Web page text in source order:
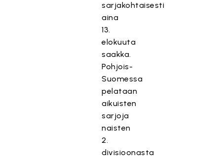
sarjakohtaisesti
aina
13.
elokuuta
saakka.
Pohjois-
Suomessa
pelataan
aikuisten
sarjoja
naisten
2.
divisioonasta